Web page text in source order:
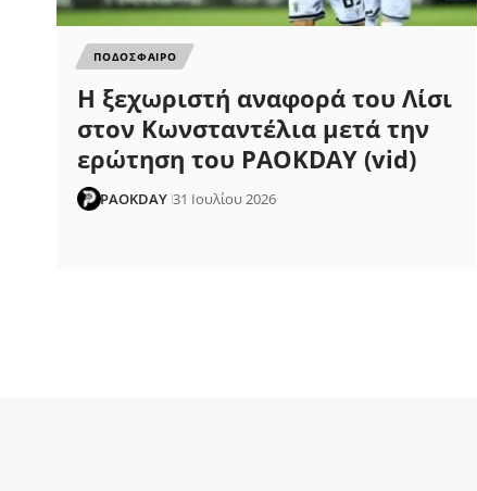
ΠΟΔΟΣΦΑΙΡΟ
Η ξεχωριστή αναφορά του Λίσι
στον Κωνσταντέλια μετά την
ερώτηση του PAOKDAY (vid)
PAOKDAY 31 Ιουλίου 2026